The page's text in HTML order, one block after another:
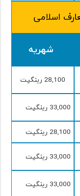
اسلامی
شهریه
28,100 رینگیت
33,000 رینگیت
28,100 رینگیت
33,000 رینگیت
33,000 رینگیت